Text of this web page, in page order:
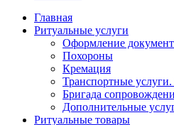
Главная
Ритуальные услуги
Оформление
Похороны
Кремация
Транспортные услуги.
Бригада
Дополнительные
Ритуальные товары